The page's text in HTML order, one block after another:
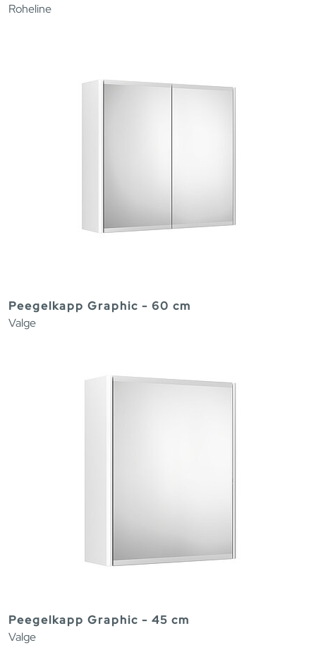
Roheline
Peegelkapp Graphic - 60 cm
Valge
Peegelkapp Graphic - 45 cm
Valge